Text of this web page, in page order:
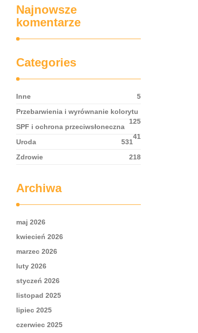
Najnowsze
komentarze
Categories
Inne
5
Przebarwienia i wyrównanie kolorytu
125
SPF i ochrona przeciwsłoneczna
41
Uroda
531
Zdrowie
218
Archiwa
maj 2026
kwiecień 2026
marzec 2026
luty 2026
styczeń 2026
listopad 2025
lipiec 2025
czerwiec 2025